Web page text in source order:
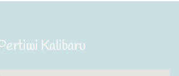
Kalibaru